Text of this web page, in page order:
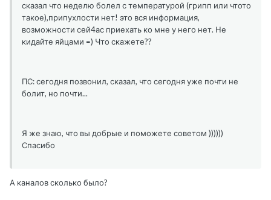
сказал что неделю болел с температурой (грипп или чтото
такое),припухлости нет! это вся информация,
возможности сей4ас приехать ко мне у него нет. Не
кидайте яйцами =) Что скажете??
ПС: сегодня позвонил, сказал, что сегодня уже почти не
болит, но почти...
Я же знаю, что вы добрые и поможете советом ))))))
Спасибо
А каналов сколько было?